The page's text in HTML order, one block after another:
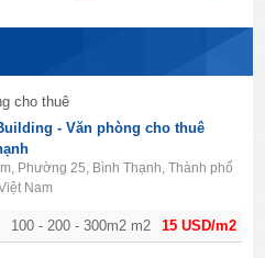
cho thuê
15 USD/m2
100 - 200 - 300m2 m2
- Văn phòng cho thuê
Phường 25, Bình Thạnh, Thành phố
Nam